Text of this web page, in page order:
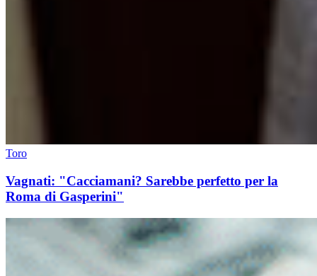
Toro
Vagnati: "Cacciamani? Sarebbe perfetto per la
Roma di Gasperini"